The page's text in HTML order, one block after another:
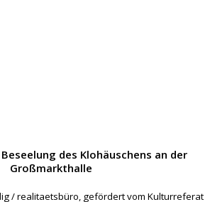
des Klohäuschens an der
Großmarkthalle
/ realitaetsbüro, gefördert vom Kulturreferat